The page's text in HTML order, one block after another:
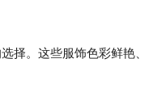
择。这些服饰色彩鲜艳、